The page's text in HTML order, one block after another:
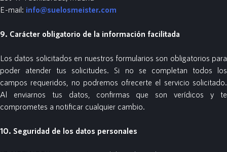
E-mail: info@suelosmeister.com
9. Carácter obligatorio de la información facilitada
Los datos solicitados en nuestros formularios son obligatorios para
poder atender tus solicitudes. Si no se completan todos los
campos requeridos, no podremos ofrecerte el servicio solicitado.
Al enviarnos tus datos, confirmas que son verídicos y te
comprometes a notificar cualquier cambio.
10. Seguridad de los datos personales